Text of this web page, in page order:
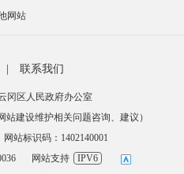
网站
联系我们
冈区人民政府办公室
站建设维护相关问题咨询、建议）
网站标识码：1402140001
网站支持 IPV6